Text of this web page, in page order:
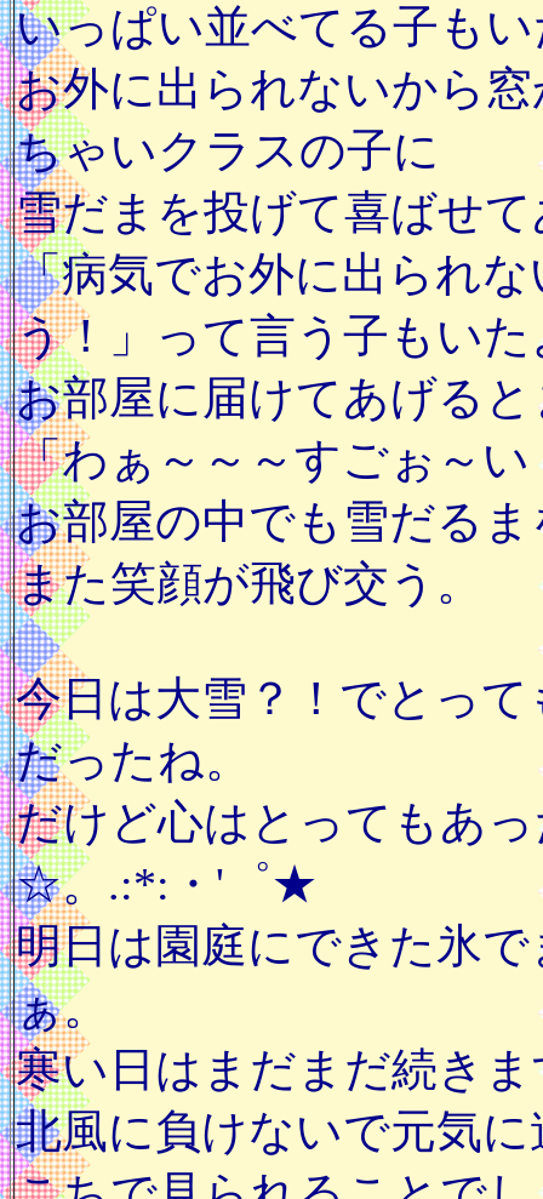
いっぱい並べてる子も
お外に出られないから
ちゃいクラスの子に
雪だまを投げて喜ばせ
「病気でお外に出られ
う！」って言う子もいた
お部屋に届けてあげる
「わぁ～～～すごぉ～
お部屋の中でも雪だる
また笑顔が飛び交う。
今日は大雪？！でとっ
だったね。
だけど心はとってもあ
☆。.:*:・'゜★
明日は園庭にできた氷
ぁ。
寒い日はまだまだ続き
北風に負けないで元気